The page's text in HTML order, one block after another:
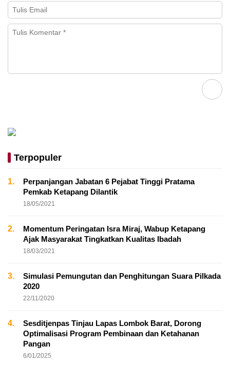
Terpopuler
1.
Perpanjangan Jabatan 6 Pejabat Tinggi Pratama
Pemkab Ketapang Dilantik
18/05/2021
2.
Momentum Peringatan Isra Miraj, Wabup Ketapang
Ajak Masyarakat Tingkatkan Kualitas Ibadah
18/03/2021
3.
Simulasi Pemungutan dan Penghitungan Suara Pilkada
2020
22/11/2020
4.
Sesditjenpas Tinjau Lapas Lombok Barat, Dorong
Optimalisasi Program Pembinaan dan Ketahanan
Pangan
6/01/2025